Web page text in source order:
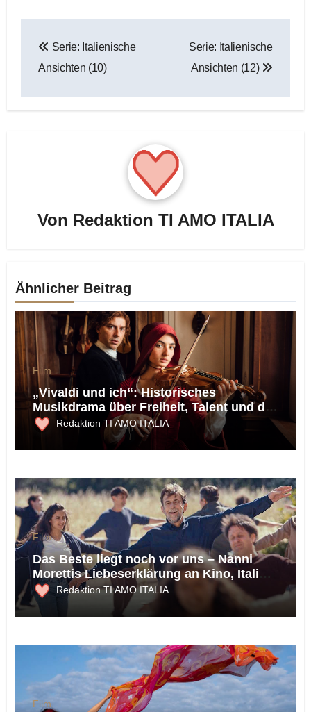
Serie: Italienische
Ansichten (10)
Serie: Italienische
Ansichten (12)
Von Redaktion TI AMO ITALIA
Ähnlicher Beitrag
Film
„Vivaldi und ich“: Historisches
Musikdrama über Freiheit, Talent und die
Macht der Musik
Redaktion TI AMO ITALIA
Film
Das Beste liegt noch vor uns – Nanni
Morettis Liebeserklärung an Kino, Italien
und die Möglichkeit des Glücks
Redaktion TI AMO ITALIA
Film